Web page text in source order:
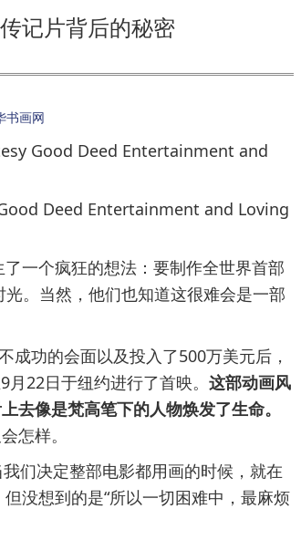
记片背后的秘密
书画网
Deed Entertainment and Loving
个疯狂的想法：要制作全世界首部
。当然，他们也知道这很难会是一部
功的会面以及投入了500万美元后，
22日于纽约进行了首映。 这部动画风
去像是梵高笔下的人物焕发了生命。
怎样。
们决定整部电影都用画的时候，就在
没想到的是“所以一切困难中，最麻烦